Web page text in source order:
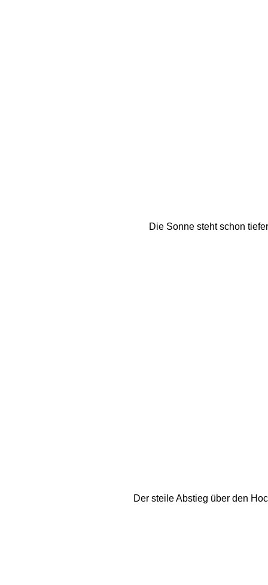
Der steile Abstieg über den
Die Sonne steht schon